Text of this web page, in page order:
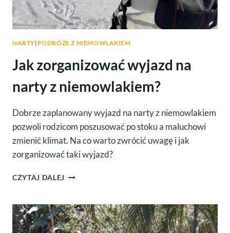
NARTY| PODRÓŻE Z NIEMOWLAKIEM
Jak zorganizować wyjazd na
narty z niemowlakiem?
Dobrze zaplanowany wyjazd na narty z niemowlakiem
pozwoli rodzicom poszusować po stoku a maluchowi
zmienić klimat. Na co warto zwrócić uwagę i jak
zorganizować taki wyjazd?
CZYTAJ DALEJ JAK
NA
NARTY
Z